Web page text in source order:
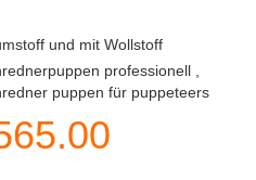
und mit Wollstoff
professionell ,
puppen für puppeteers